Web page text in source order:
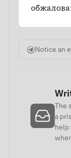
Notice an
The
a
help